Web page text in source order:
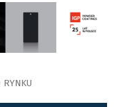
RYNKU